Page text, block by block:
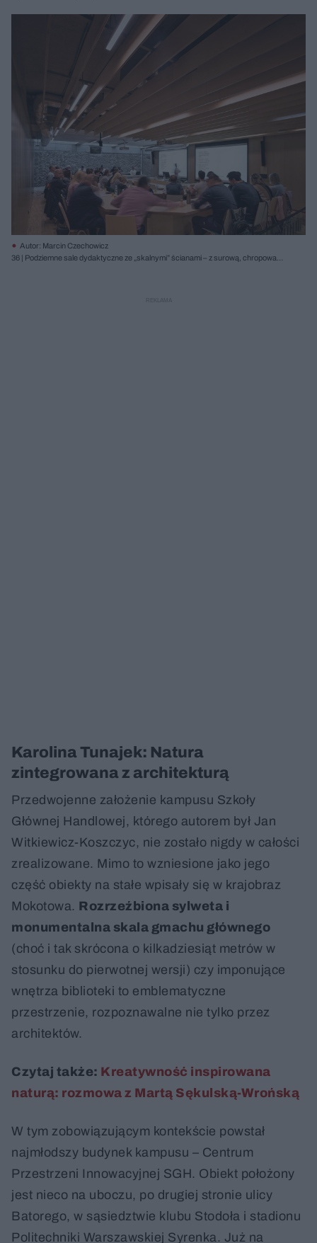
Autor: Marcin Czechowicz
36 | Podziemne sale dydaktyczne ze „skalnymi” ścianami – z surową, chropowatą
Karolina Tunajek: Natura
zintegrowana z architekturą
Przedwojenne założenie kampusu Szkoły
Głównej Handlowej, którego autorem był Jan
Witkiewicz-Koszczyc, nie zostało nigdy w całości
zrealizowane. Mimo to wzniesione jako jego
część obiekty na stałe wpisały się w krajobraz
Mokotowa. Rozrzeźbiona sylweta i
monumentalna skala gmachu głównego
(choć i tak skrócona o kilkadziesiąt metrów w
stosunku do pierwotnej wersji) czy imponujące
wnętrza biblioteki to emblematyczne
przestrzenie, rozpoznawalne nie tylko przez
architektów.
Czytaj także: Kreatywność inspirowana
naturą: rozmowa z Martą Sękulską-Wrońską
W tym zobowiązującym kontekście powstał
najmłodszy budynek kampusu – Centrum
Przestrzeni Innowacyjnej SGH. Obiekt położony
jest nieco na uboczu, po drugiej stronie ulicy
Batorego, w sąsiedztwie klubu Stodoła i stadionu
Politechniki Warszawskiej Syrenka. Już na